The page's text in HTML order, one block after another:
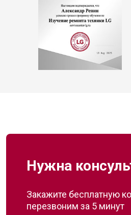
Нужна
Закажите бесплатную
перезвоним за 5 минут